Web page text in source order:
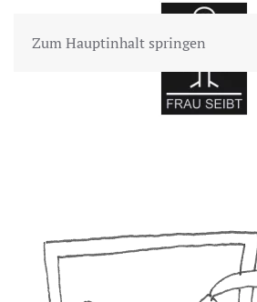
Zum Hauptinhalt springen